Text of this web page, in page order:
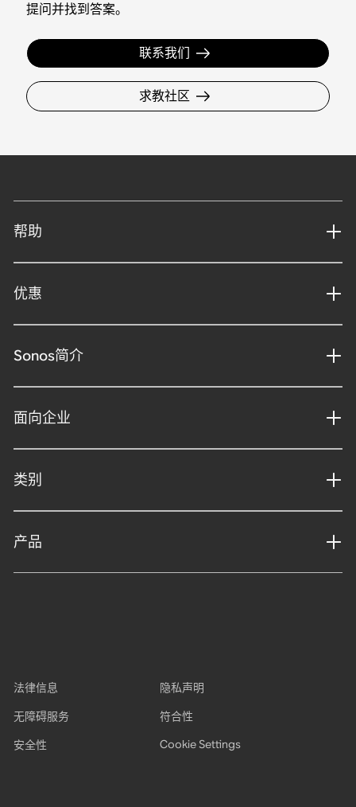
提问并找到答案。
联系我们
求教社区
帮助
优惠
Sonos简介
面向企业
类别
产品
法律信息
隐私声明
无障碍服务
符合性
安全性
Cookie Settings